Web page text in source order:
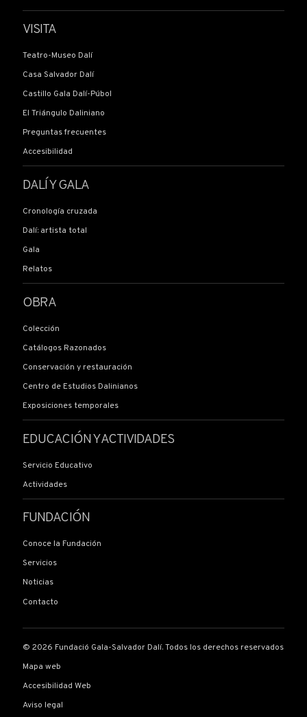
Código postal
País
Correo electrónico
DESCRIPCIÓN DE LA OBRA
Fecha de realización
Materiales
Soporte
Medidas (en cm)
Firma*
Inscripciones
VISITA
Teatro-Museo Dalí
Casa Salvador Dalí
Castillo Gala Dalí-Púbol
El Triángulo Daliniano
Preguntas frecuentes
Accesibilidad
DALÍ Y GALA
Cronología cruzada
Dalí: artista total
Gala
Relatos
OBRA
Colección
Catálogos Razonados
Conservación y restauración
Centro de Estudios Dalinianos
Exposiciones temporales
EDUCACIÓN Y ACTIVIDADES
Servicio Educativo
Actividades
FUNDACIÓN
Conoce la Fundación
Servicios
Noticias
Contacto
© 2026 Fundació Gala-Salvador Dalí. Todos los derechos reservados
Mapa web
Accesibilidad Web
Aviso legal